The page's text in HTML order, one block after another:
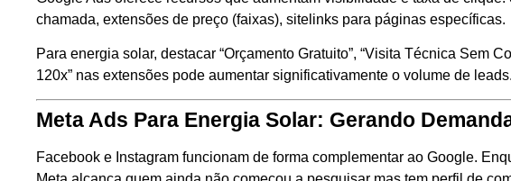
chamada, extensões de preço (faixas), sitelinks para páginas específicas.
Para energia solar, destacar “Orçamento Gratuito”, “Visita Técnica Sem
120x” nas extensões pode aumentar significativamente o volume de leads.
Meta Ads Para Energia Solar: Gerando
Facebook e Instagram funcionam de forma complementar ao Google.